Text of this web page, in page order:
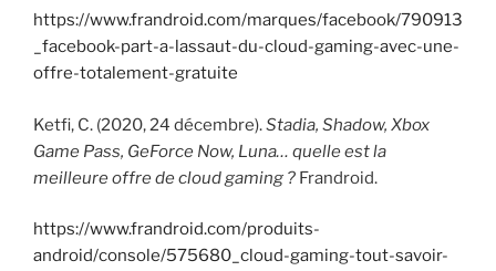
https://www.frandroid.com/marques/facebook/790913
_facebook-part-a-lassaut-du-cloud-gaming-avec-une-
offre-totalement-gratuite
Ketfi, C. (2020, 24 décembre).Stadia, Shadow, Xbox
Game Pass, GeForce Now, Luna… quelle est la
meilleure offre de cloud gaming ? Frandroid.
https://www.frandroid.com/produits-
android/console/575680_cloud-gaming-tout-savoir-